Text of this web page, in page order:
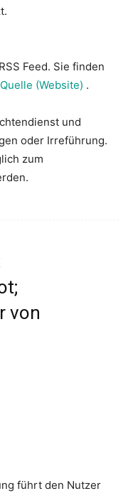
Feed. Sie finden
Quelle (Website) .
und
oder Irreführung.
zum
von
führt den Nutzer